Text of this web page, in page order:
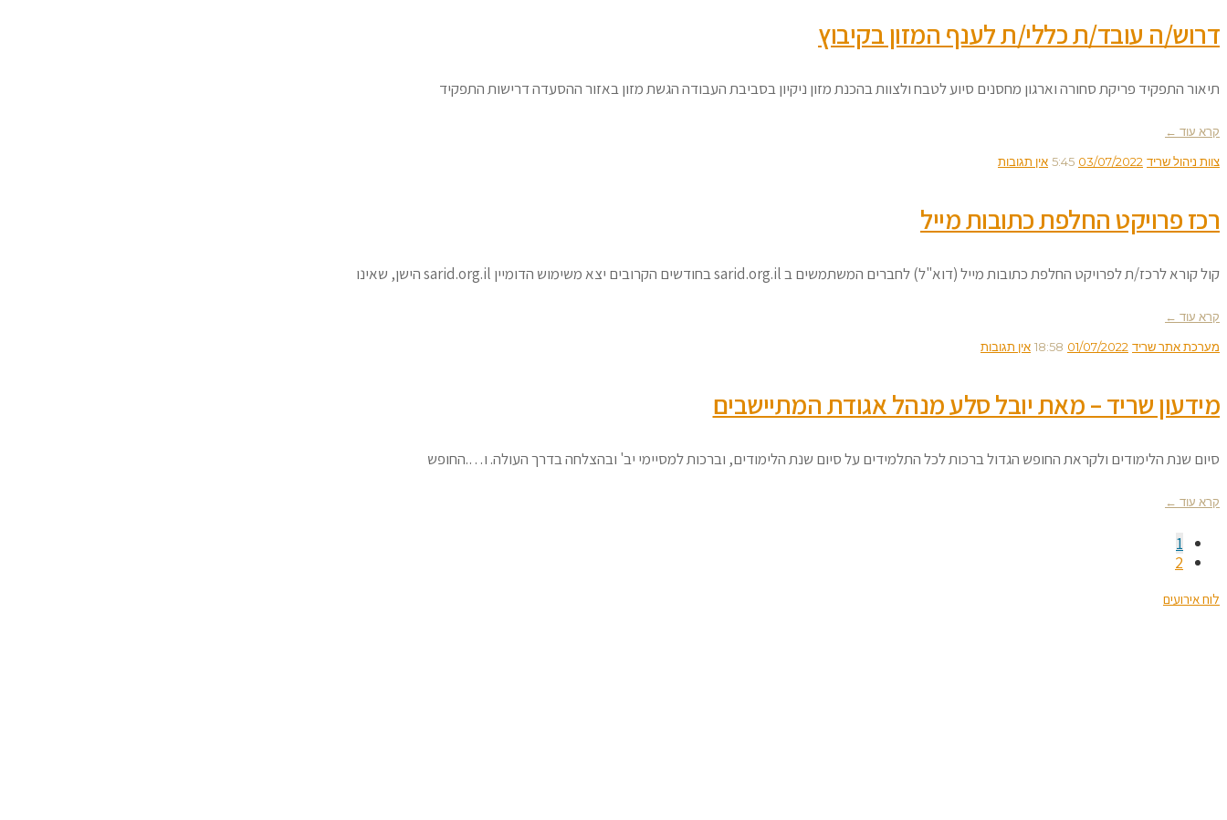
דרוש/ה עובד/ת כללי/ת לענף המזון בקיבוץ
תיאור התפקיד פריקת סחורה וארגון מחסנים סיוע לטבח ולצוות בהכנת מזון ניקיון בסביבת העבודה הגשת מזון באזור ההסעדה דרישות התפקיד
קרא עוד ←
צוות ניהול שריד 03/07/2022
5:45 אין תגובות
רכז פרויקט החלפת כתובות מייל
קול קורא לרכז/ת לפרויקט החלפת כתובות מייל (דוא"ל) לחברים המשתמשים ב sarid.org.il בחודשים הקרובים יצא משימוש הדומיין sarid.org.il הישן, שאינו
קרא עוד ←
מערכת אתר שריד 01/07/2022
18:58 אין תגובות
מידעון שריד – מאת יובל סלע מנהל אגודת המתיישבים
סיום שנת הלימודים ולקראת החופש הגדול ברכות לכל התלמידים על סיום שנת הלימודים, וברכות למסיימי יב' ובהצלחה בדרך העולה. ו….החופש
קרא עוד ←
1
2
לוח אירועים